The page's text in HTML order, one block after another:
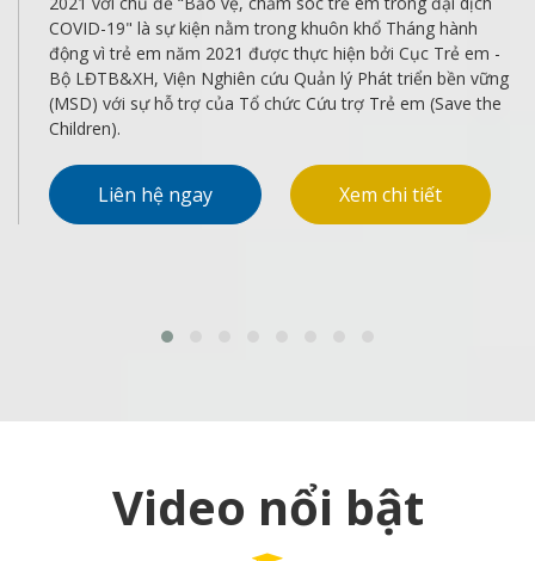
Làm cách nào tôi có thể bảo vệ bản thân và những người
khác, đặc biệt là những đứa trẻ khỏi COVID-19? Tôi nên làm
gì nếu con tôi có triệu chứng COVID-19? Có an toàn để đưa
nó đến bác sĩ? Tôi có nên cho con đi xét nghiệm bệnh
coronavirus 2019 (COVID-19) không?
Liên hệ ngay Xem chi tiết
Video nổi bật